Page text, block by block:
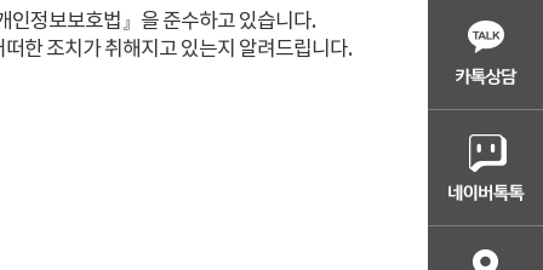
정보보호법』을 준수하고 있습니다.
한 조치가 취해지고 있는지 알려드립니다.